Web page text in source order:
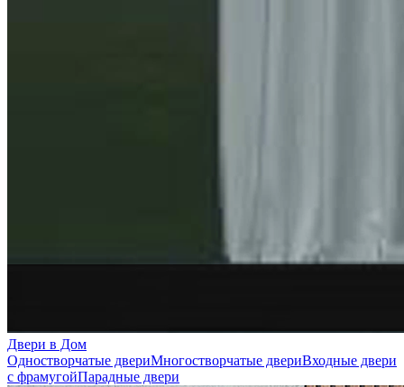
Двери в Дом
Одностворчатые двериМногостворчатые двериВходные двери
с фрамугойПарадные двери